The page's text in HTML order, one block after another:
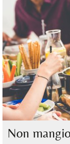
Non